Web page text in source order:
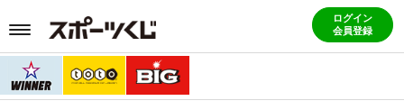
ログイン
会員登録